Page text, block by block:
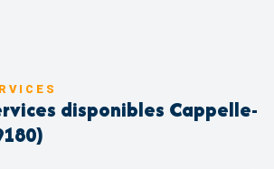
disponibles Cappelle-